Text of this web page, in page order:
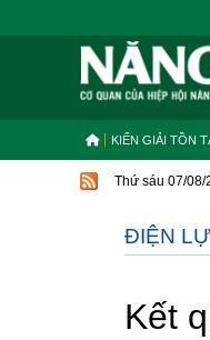
KIẾN GIẢI TỒN
Thứ sáu 07/08/
ĐIỆN
Kết